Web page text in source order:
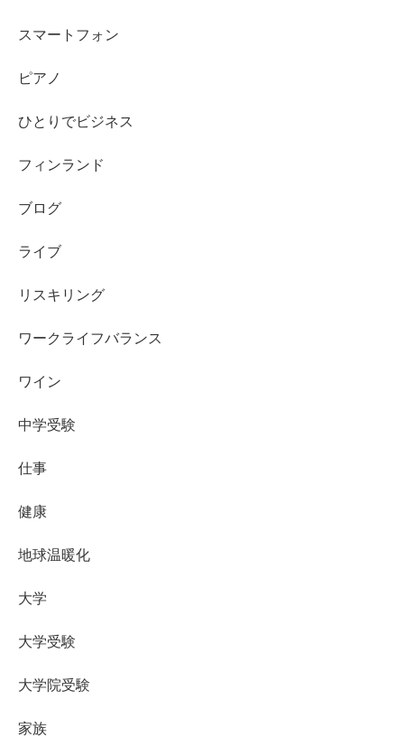
スマートフォン
ピアノ
ひとりでビジネス
フィンランド
ブログ
ライブ
リスキリング
ワークライフバランス
ワイン
中学受験
仕事
健康
地球温暖化
大学
大学受験
大学院受験
家族